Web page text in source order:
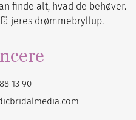
finde alt, hvad de behøver.
jeres drømmebryllup.
13 90